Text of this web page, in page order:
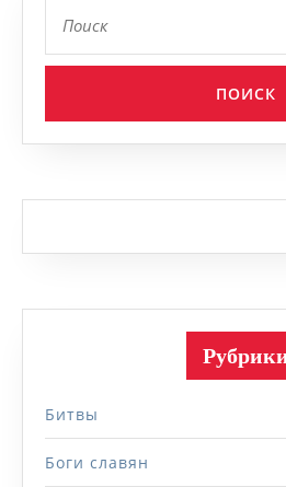
Битвы
Боги славян